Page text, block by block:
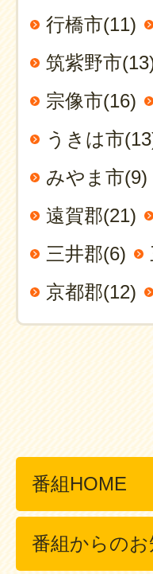
行橋市(11)
筑紫野市
宗像市(16)
うきは市
みやま市(9)
遠賀郡(21)
三井郡(6)
京都郡(12)
番組HOME
番組からの